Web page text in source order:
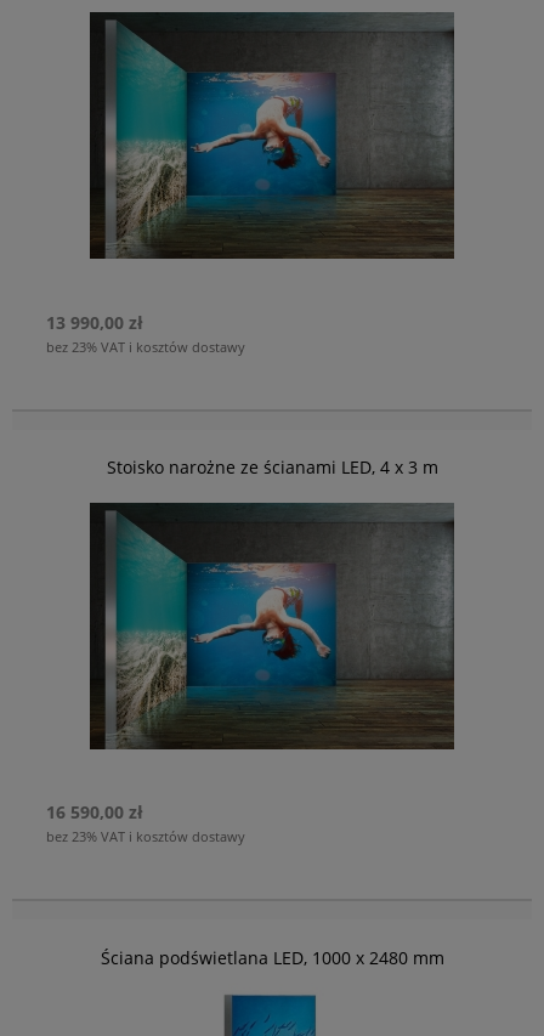
13 990,00 zł
bez 23% VAT i kosztów dostawy
Stoisko narożne ze ścianami LED, 4 x 3 m
16 590,00 zł
bez 23% VAT i kosztów dostawy
Ściana podświetlana LED, 1000 x 2480 mm